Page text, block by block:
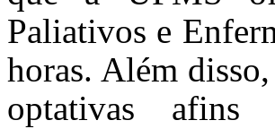
Paliativos e
horas. Além
optativas afins